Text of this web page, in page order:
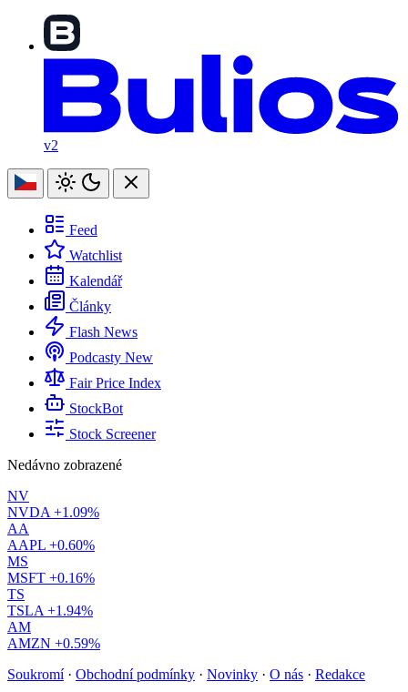
v2
Feed
Watchlist
Kalendář
Články
Flash News
Podcasty New
Fair Price Index
StockBot
Stock Screener
Nedávno zobrazené
NV
NVDA +1.09%
AA
AAPL +0.60%
MS
MSFT +0.16%
TS
TSLA +1.94%
AM
AMZN +0.59%
Soukromí · Obchodní podmínky · Novinky · O nás · Redakce